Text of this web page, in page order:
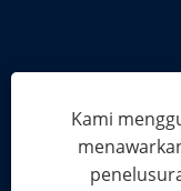
Kami